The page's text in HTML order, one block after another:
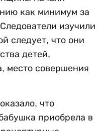
как минимум за
изучили
следует, что они
детей,
место совершения
что
приобрела в